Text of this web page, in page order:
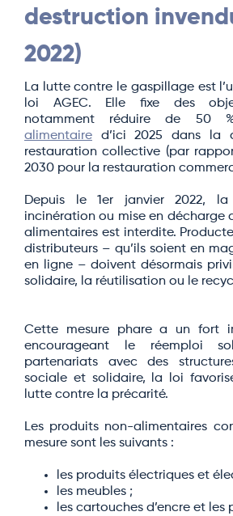
destruction
2022)
La lutte contre le gaspillage est
loi AGEC. Elle fixe des
notamment réduire de 50
alimentaire d’ici 2025 dans la
restauration collective (par
2030 pour la restauration
Depuis le 1er janvier 2022,
incinération ou mise en décharge
alimentaires est interdite.
distributeurs – qu’ils soient en
en ligne – doivent désormais
solidaire, la réutilisation ou le
Cette mesure phare a un fort
encourageant le réemploi
partenariats avec des
sociale et solidaire, la loi
lutte contre la précarité.
Les produits non-alimentaires
mesure sont les suivants :
les produits électriques et
les meubles ;
les cartouches d’encre et les